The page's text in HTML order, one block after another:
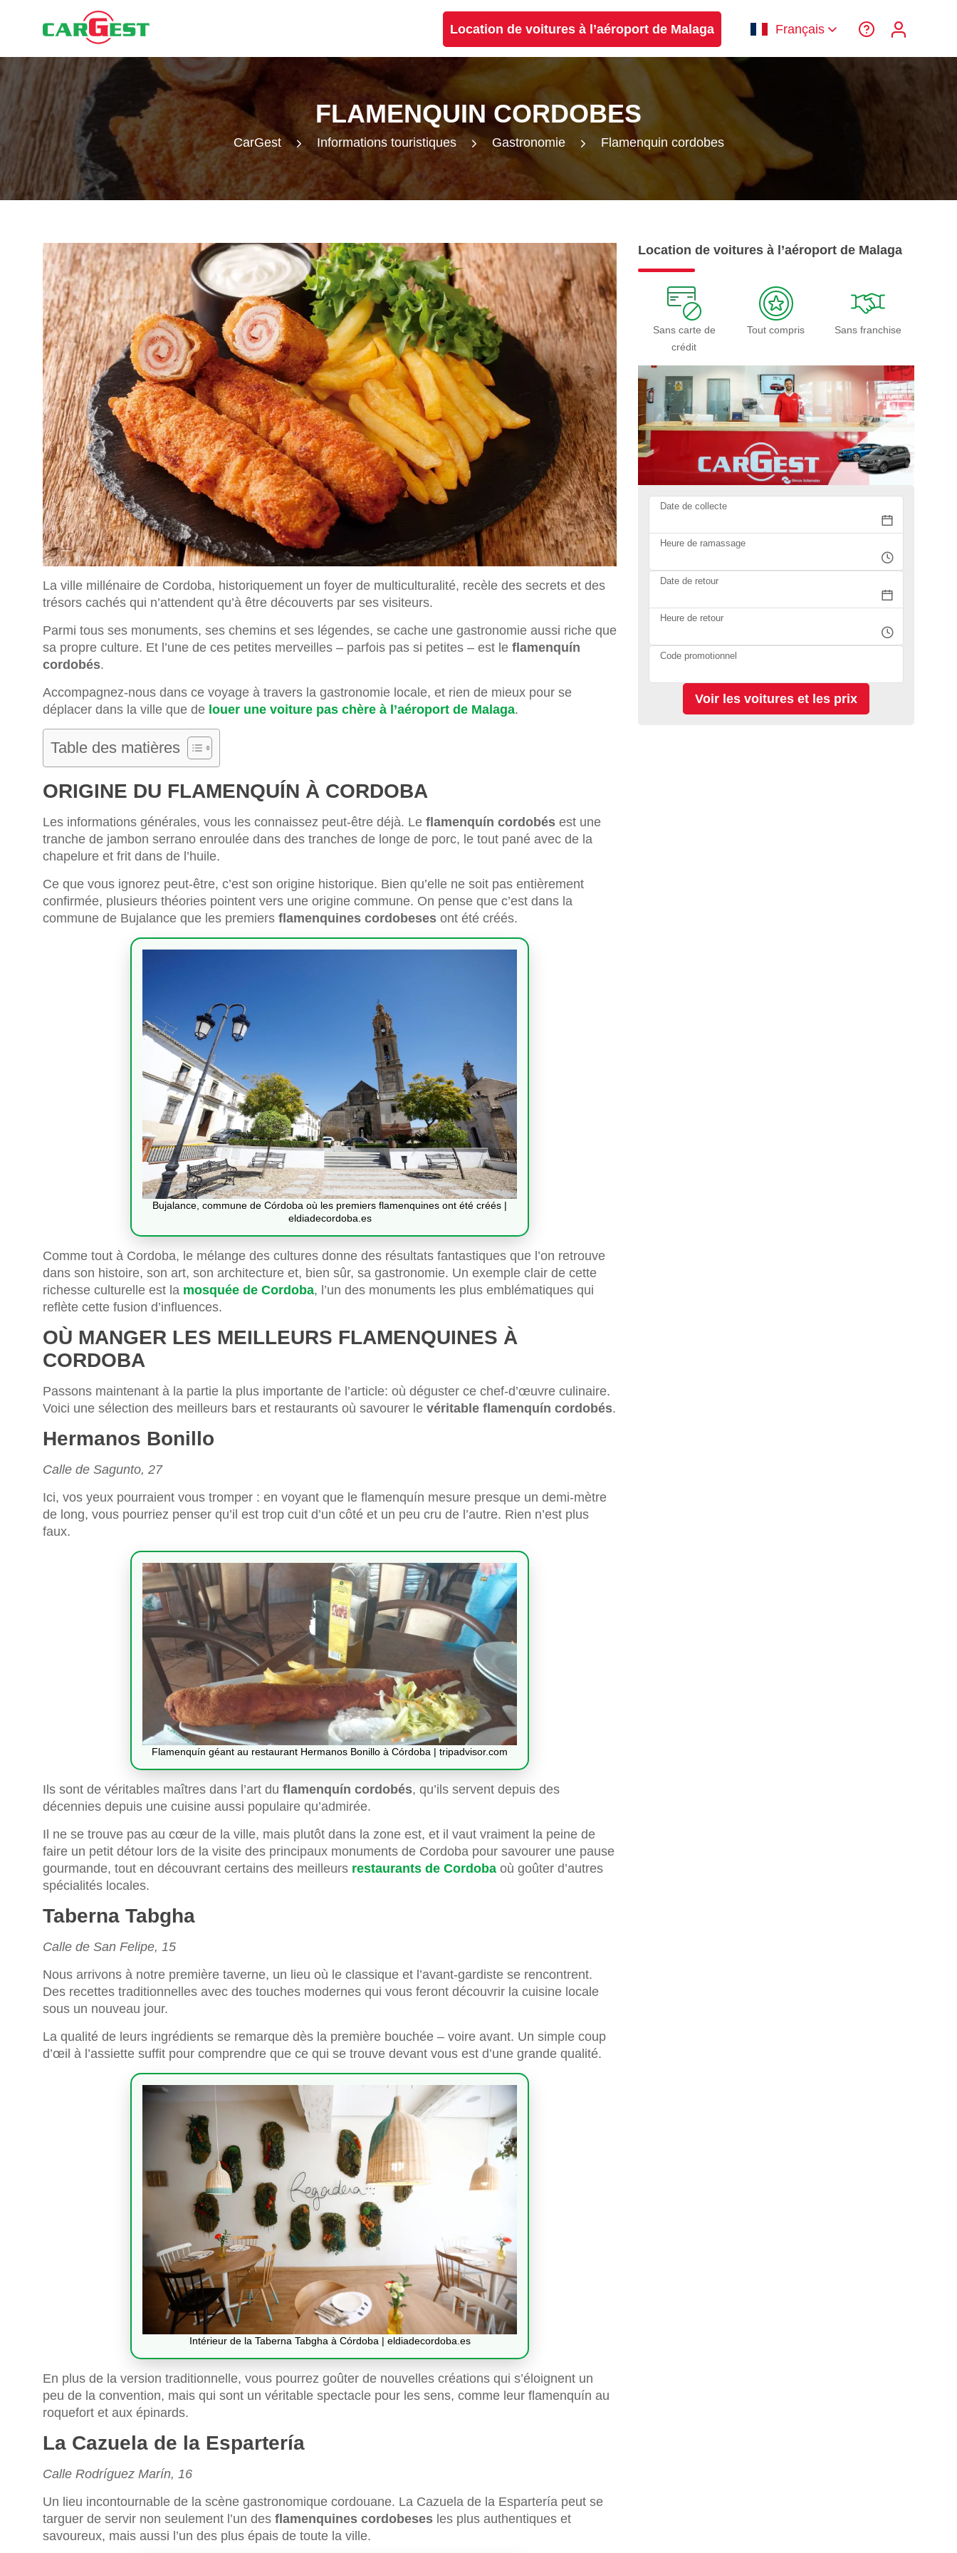
Location de voitures à l’aéroport de Malaga Français
FLAMENQUIN CORDOBES
CarGest Informations touristiques Gastronomie Flamenquin cordobes
La ville millénaire de Cordoba, historiquement un foyer de multiculturalité, recèle des secrets et des
trésors cachés qui n’attendent qu’à être découverts par ses visiteurs.
Parmi tous ses monuments, ses chemins et ses légendes, se cache une gastronomie aussi riche que
sa propre culture. Et l’une de ces petites merveilles – parfois pas si petites – est le flamenquín
cordobés.
Accompagnez-nous dans ce voyage à travers la gastronomie locale, et rien de mieux pour se
déplacer dans la ville que de louer une voiture pas chère à l’aéroport de Malaga.
Table des matières
ORIGINE DU FLAMENQUÍN À CORDOBA
Les informations générales, vous les connaissez peut-être déjà. Le flamenquín cordobés est une
tranche de jambon serrano enroulée dans des tranches de longe de porc, le tout pané avec de la
chapelure et frit dans de l’huile.
Ce que vous ignorez peut-être, c’est son origine historique. Bien qu’elle ne soit pas entièrement
confirmée, plusieurs théories pointent vers une origine commune. On pense que c’est dans la
commune de Bujalance que les premiers flamenquines cordobeses ont été créés.
Bujalance, commune de Córdoba où les premiers flamenquines ont été créés |
eldiadecordoba.es
Comme tout à Cordoba, le mélange des cultures donne des résultats fantastiques que l’on retrouve
dans son histoire, son art, son architecture et, bien sûr, sa gastronomie. Un exemple clair de cette
richesse culturelle est la mosquée de Cordoba, l’un des monuments les plus emblématiques qui
reflète cette fusion d’influences.
OÙ MANGER LES MEILLEURS FLAMENQUINES À
CORDOBA
Passons maintenant à la partie la plus importante de l’article: où déguster ce chef-d’œuvre culinaire.
Voici une sélection des meilleurs bars et restaurants où savourer le véritable flamenquín cordobés.
Hermanos Bonillo
Calle de Sagunto, 27
Ici, vos yeux pourraient vous tromper : en voyant que le flamenquín mesure presque un demi-mètre
de long, vous pourriez penser qu’il est trop cuit d’un côté et un peu cru de l’autre. Rien n’est plus
faux.
Flamenquín géant au restaurant Hermanos Bonillo à Córdoba | tripadvisor.com
Ils sont de véritables maîtres dans l’art du flamenquín cordobés, qu’ils servent depuis des
décennies depuis une cuisine aussi populaire qu’admirée.
Il ne se trouve pas au cœur de la ville, mais plutôt dans la zone est, et il vaut vraiment la peine de
faire un petit détour lors de la visite des principaux monuments de Cordoba pour savourer une pause
gourmande, tout en découvrant certains des meilleurs restaurants de Cordoba où goûter d’autres
spécialités locales.
Taberna Tabgha
Calle de San Felipe, 15
Nous arrivons à notre première taverne, un lieu où le classique et l’avant-gardiste se rencontrent.
Des recettes traditionnelles avec des touches modernes qui vous feront découvrir la cuisine locale
sous un nouveau jour.
La qualité de leurs ingrédients se remarque dès la première bouchée – voire avant. Un simple coup
d’œil à l’assiette suffit pour comprendre que ce qui se trouve devant vous est d’une grande qualité.
Intérieur de la Taberna Tabgha à Córdoba | eldiadecordoba.es
En plus de la version traditionnelle, vous pourrez goûter de nouvelles créations qui s’éloignent un
peu de la convention, mais qui sont un véritable spectacle pour les sens, comme leur flamenquín au
roquefort et aux épinards.
La Cazuela de la Espartería
Calle Rodríguez Marín, 16
Un lieu incontournable de la scène gastronomique cordouane. La Cazuela de la Espartería peut se
targuer de servir non seulement l’un des flamenquines cordobeses les plus authentiques et
savoureux, mais aussi l’un des plus épais de toute la ville.
Location de voitures à l’aéroport de Malaga
Sans carte de
crédit
Tout compris Sans franchise
Date de collecte
Heure de ramassage
Date de retour
Heure de retour
Code promotionnel